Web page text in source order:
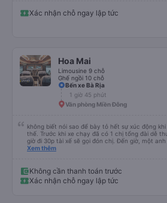
Xác nhận chỗ ngay lập tức
Hoa Mai
Limousine 9 chỗ
Ghế ngồi 10 chỗ
Bến xe Bà Rịa
1 giờ 45 phút
Văn phòng Miền Đông
không biết nói sao để bày tỏ hết sự xúc động
thế. Trước khi xe chạy đã có 1 chị tổng đài dễ
giờ đi 30p tài xế sẽ gọi đón chị. Đến giờ, một anh
sử hỏi: chị ở chỗ nào e đến đón. Tuy đường hơi
cũng với cái giọng nhỏ nhẹ đó đón khách, không
đi. Thiệc là ưng hết sức. Nhất định sẽ đi lại lần sau
Xem thêm
Không cần thanh toán trước
Xác nhận chỗ ngay lập tức